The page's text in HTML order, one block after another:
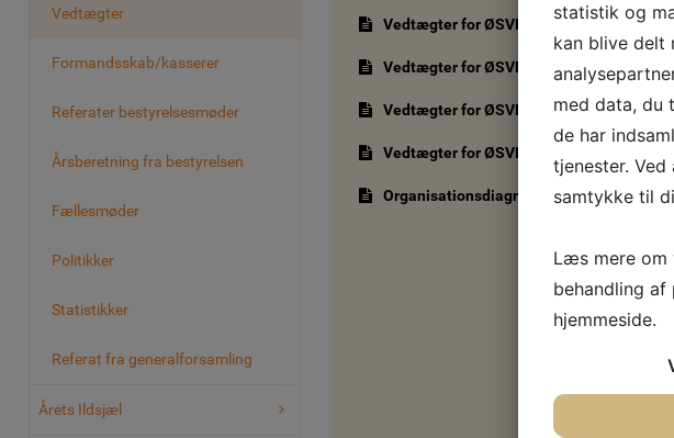
Vedtægter
Formandsskab/kasserer
Referater bestyrelsesmøder
Årsberetning fra bestyrelsen
Fællesmøder
Politikker
Statistikker
Referat fra generalforsamling
Årets Ildsjæl
Vedtægter for ØSVN IF, vedtaget den 26.
Vedtægter for ØSVN IF, vetaget den 1.
Vedtægter for ØSVN-IF, vedtaget den 26.
Vedtægter for ØSVN-IF, vedtaget 5.
Organisationsdiagram ØSVN-IF(0.4 Mb )
statistik og
kan blive delt
med data, du
de har
tjenester.
samtykke til
Læs mere om
behandling af
hjemmeside.